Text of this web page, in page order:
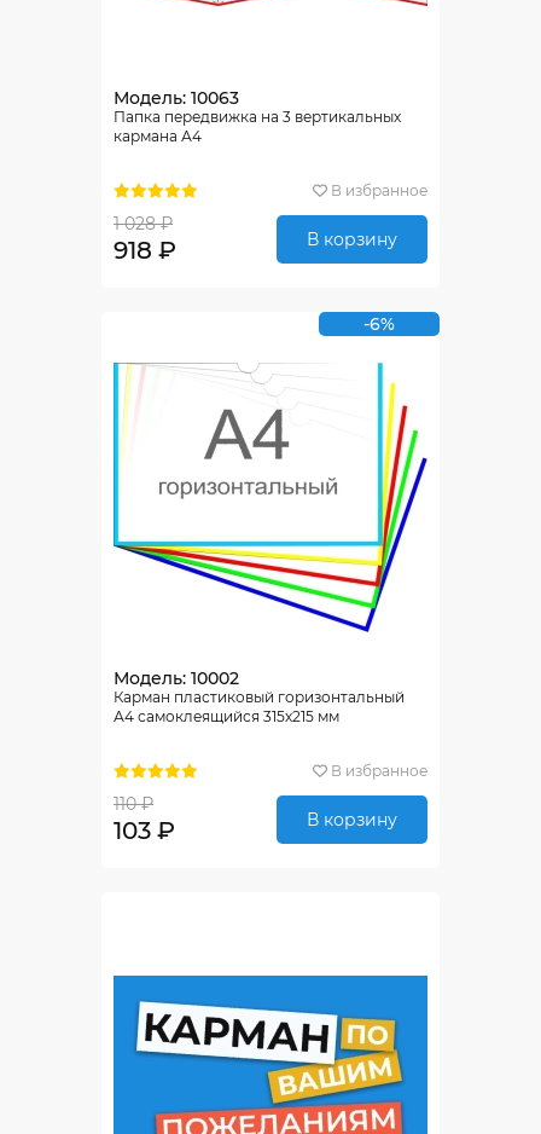
Модель: 10063
Папка передвижка на 3 вертикальных
кармана А4
В избранное
1 028 ₽
918 ₽ В корзину
-6%
Модель: 10002
Карман пластиковый горизонтальный
А4 самоклеящийся 315х215 мм
В избранное
110 ₽
103 ₽ В корзину